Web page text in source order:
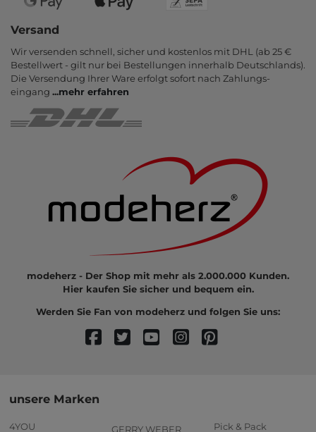
Versand
Wir versenden schnell, sicher und kostenlos mit DHL (ab 25 €
Bestell­wert - gilt nur bei Bestel­lungen inner­halb Deutsch­lands).
Die Ver­sendung Ihrer Ware er­folgt sofort nach Zahlungs­
eingang ...mehr erfahren
modeherz - Der Shop mit mehr als 2.000.000 Kunden.
Hier kaufen Sie sicher und bequem ein.
Werden Sie Fan von modeherz und folgen Sie uns:
unsere Marken
4YOU GERRY WEBER Pick & Pack